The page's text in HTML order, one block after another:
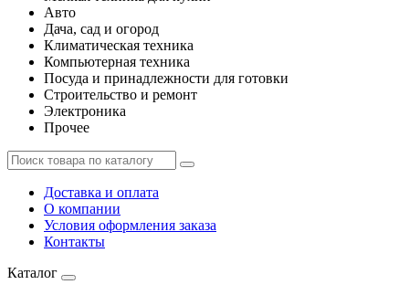
Авто
Дача, сад и огород
Климатическая техника
Компьютерная техника
Посуда и принадлежности для готовки
Строительство и ремонт
Электроника
Прочее
Доставка и оплата
О компании
Условия оформления заказа
Контакты
Каталог